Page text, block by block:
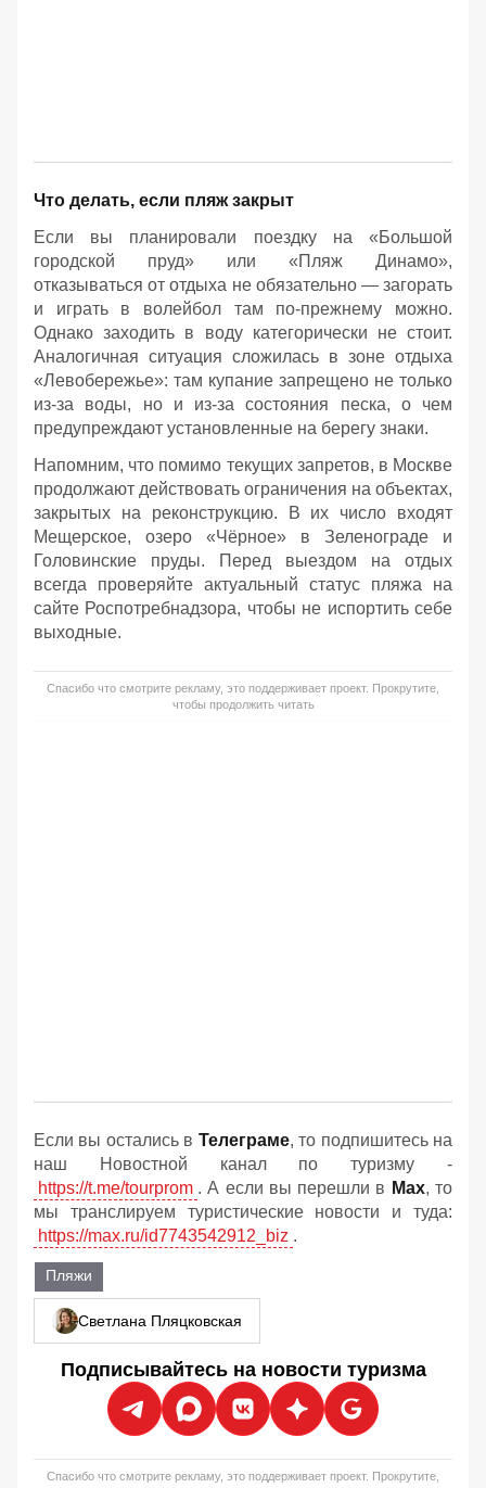
Что делать, если пляж закрыт
Если вы планировали поездку на «Большой
городской пруд» или «Пляж Динамо»,
отказываться от отдыха не обязательно — загорать
и играть в волейбол там по-прежнему можно.
Однако заходить в воду категорически не стоит.
Аналогичная ситуация сложилась в зоне отдыха
«Левобережье»: там купание запрещено не только
из-за воды, но и из-за состояния песка, о чем
предупреждают установленные на берегу знаки.
Напомним, что помимо текущих запретов, в Москве
продолжают действовать ограничения на объектах,
закрытых на реконструкцию. В их число входят
Мещерское, озеро «Чёрное» в Зеленограде и
Головинские пруды. Перед выездом на отдых
всегда проверяйте актуальный статус пляжа на
сайте Роспотребнадзора, чтобы не испортить себе
выходные.
Спасибо что смотрите рекламу, это поддерживает проект. Прокрутите,
чтобы продолжить читать
Если вы остались в Телеграме, то подпишитесь на
наш Новостной канал по туризму -
https://t.me/tourprom . А если вы перешли в Мах, то
мы транслируем туристические новости и туда:
https://max.ru/id7743542912_biz .
Пляжи
Светлана Пляцковская
Подписывайтесь на новости туризма
Спасибо что смотрите рекламу, это поддерживает проект. Прокрутите,